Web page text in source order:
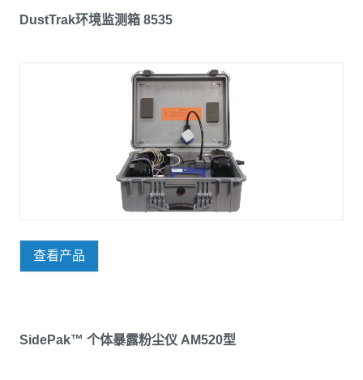
DustTrak环境监测箱 8535
查看产品
SidePak™ 个体暴露粉尘仪 AM520型